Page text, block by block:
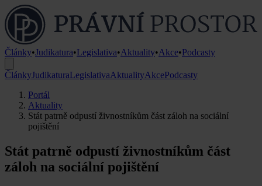
Články•Judikatura•Legislativa•Aktuality•Akce•Podcasty
ČlánkyJudikaturaLegislativaAktualityAkcePodcasty
Portál
Aktuality
Stát patrně odpustí živnostníkům část záloh na sociální
pojištění
Stát patrně odpustí živnostníkům část
záloh na sociální pojištění